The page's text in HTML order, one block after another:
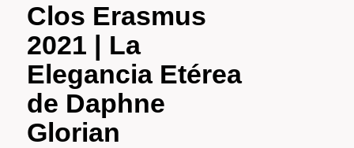
Clos Erasmus
2021 | La
Elegancia Etérea
de Daphne
Glorian